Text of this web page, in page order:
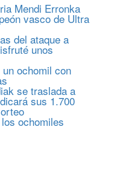
Mendi Erronka
vasco de Ultra
del ataque a
unos
ochomil con
se traslada a
sus 1.700
ochomiles